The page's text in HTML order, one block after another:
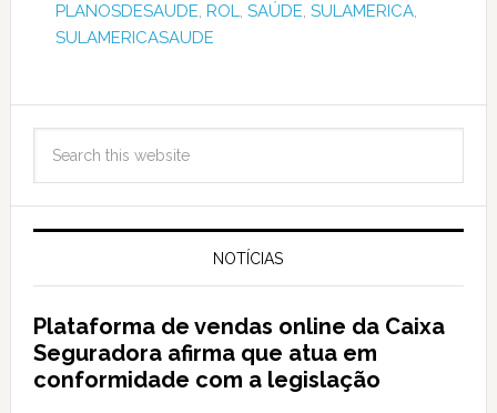
PLANOSDESAUDE, ROL, SAÚDE, SULAMERICA,
SULAMERICASAUDE
NOTÍCIAS
Plataforma de vendas online da Caixa
Seguradora afirma que atua em
conformidade com a legislação